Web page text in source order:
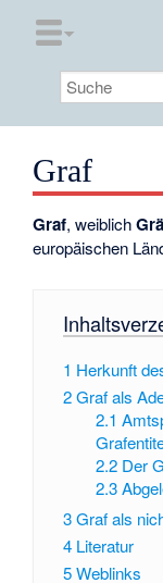
Graf
Graf, weiblich
europäischen
1 Herkunft
2Graf als
2.1
2.2 Der
2.3
3Graf als
4 Literatur
5Weblinks